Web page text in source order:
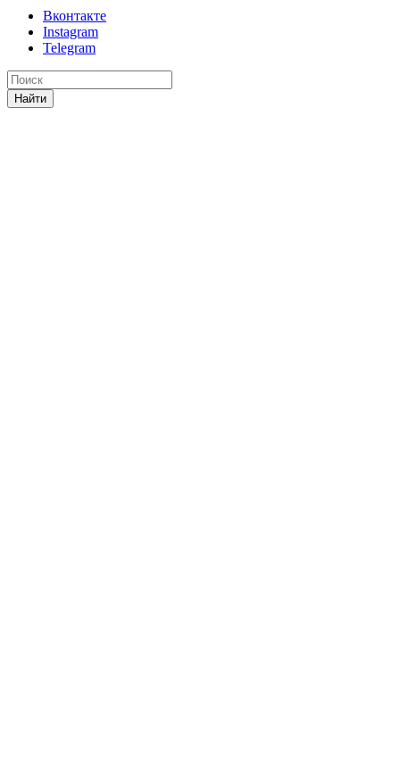
Вконтакте
Instagram
Telegram
Найти